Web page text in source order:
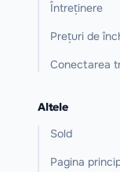
Întreținere
Prețuri de
Conectarea
Altele
Sold
Pagina